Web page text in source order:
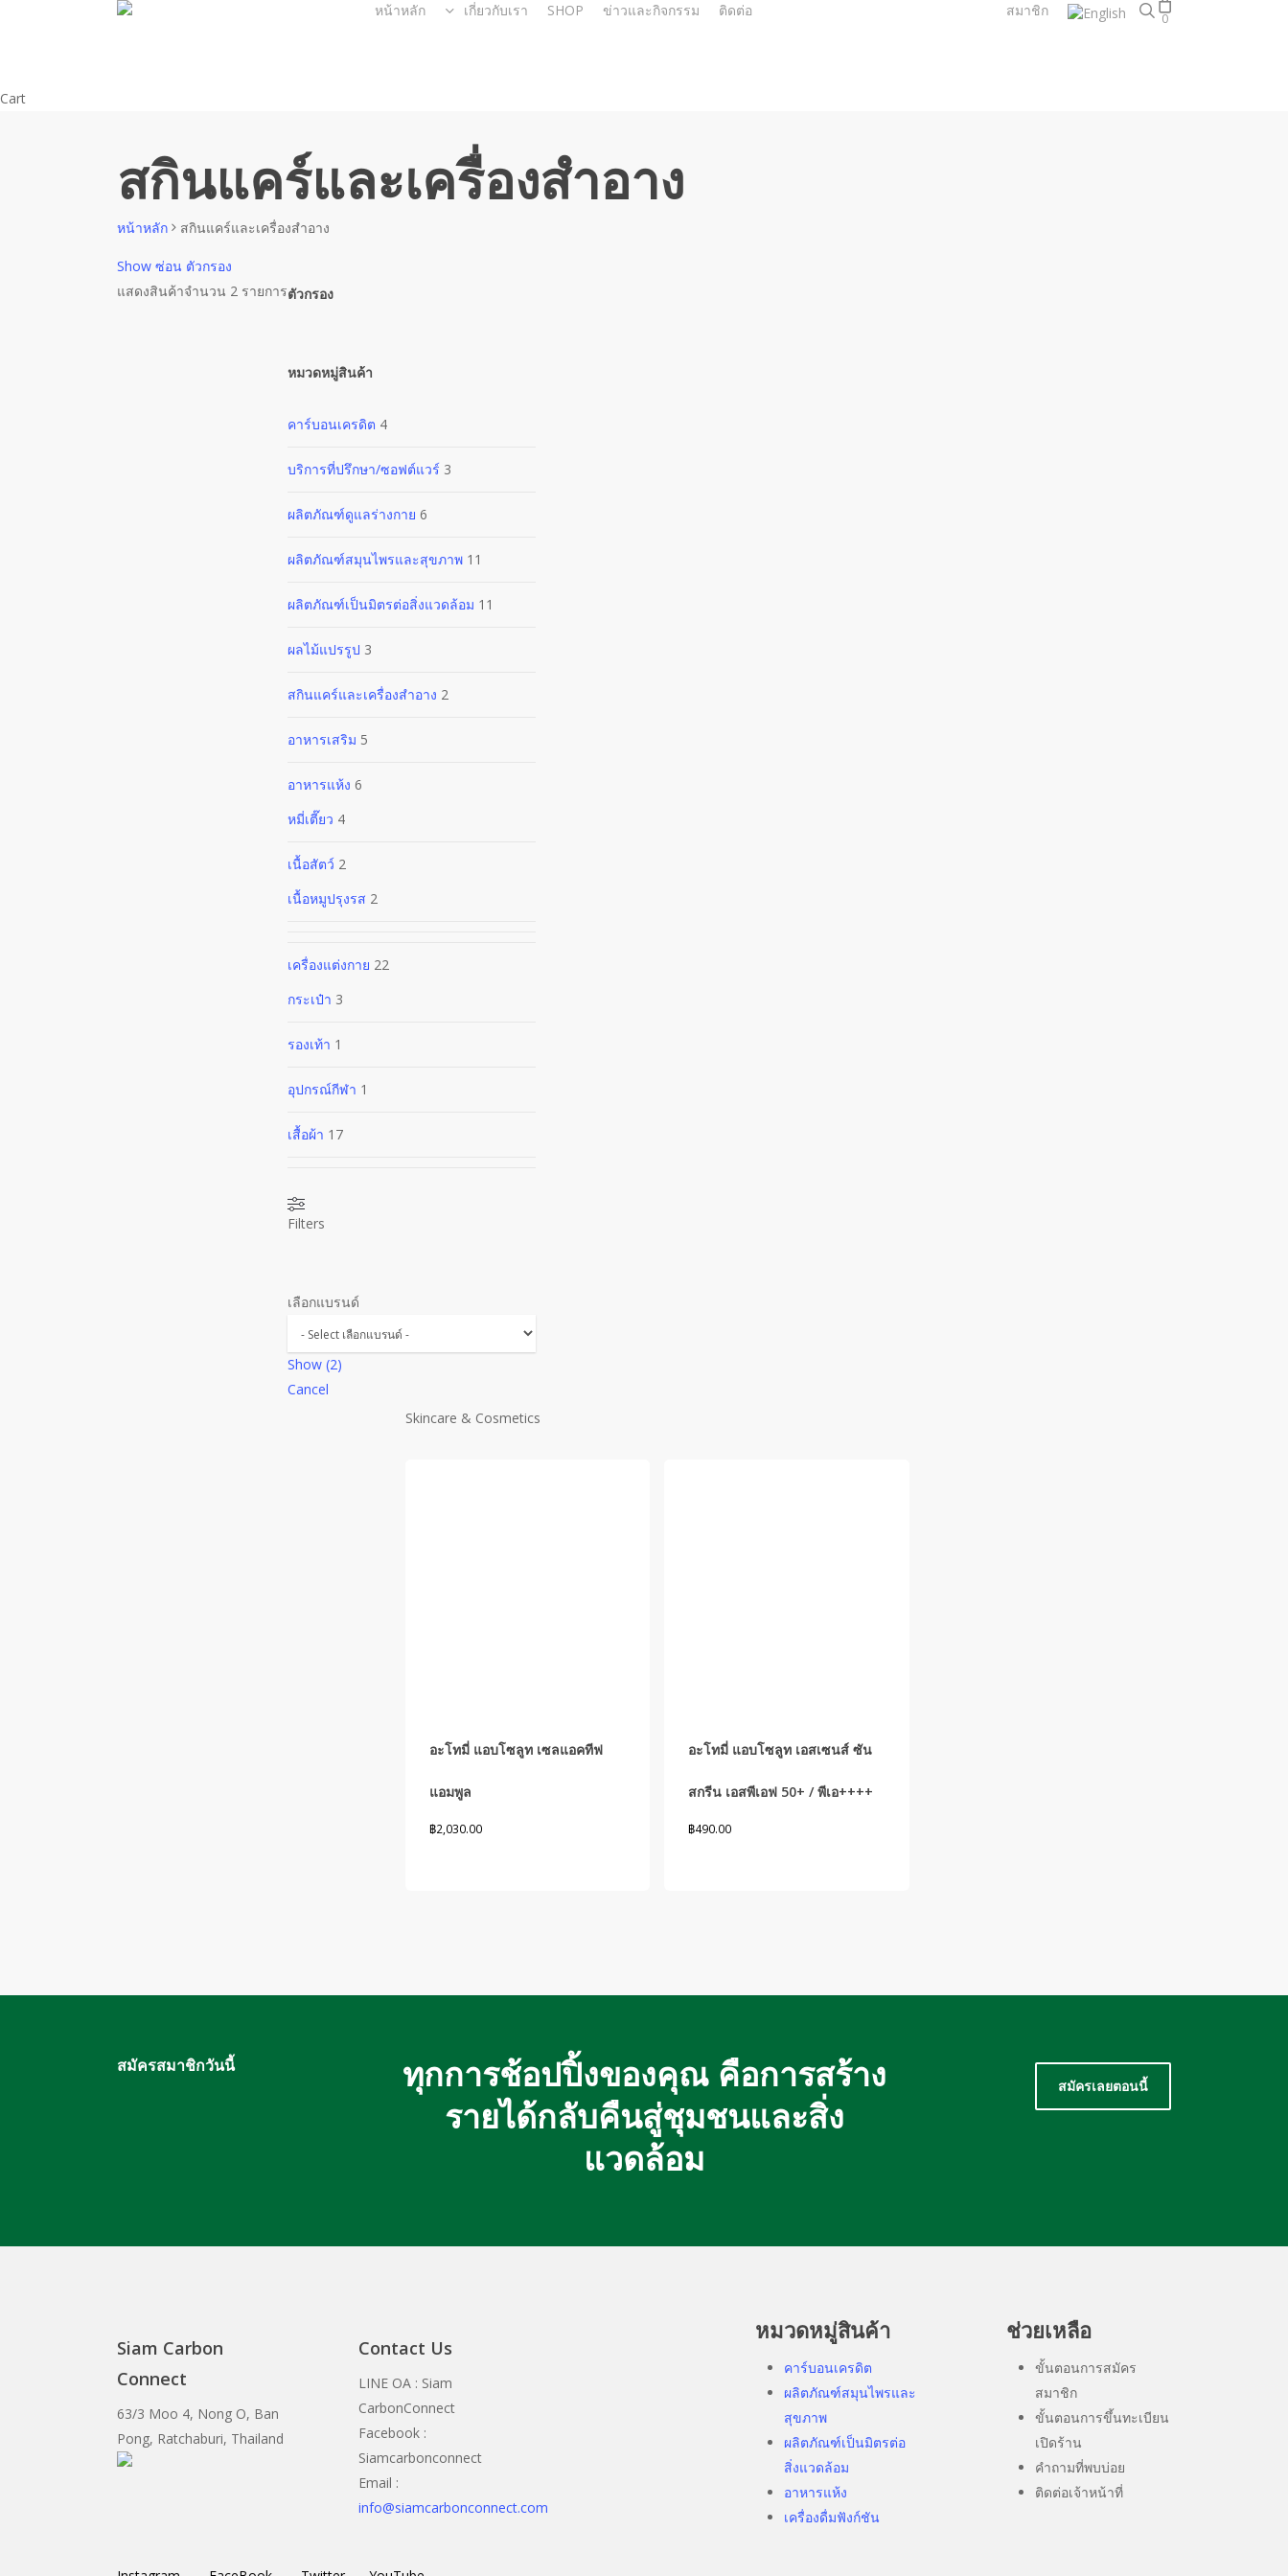
หน้าหลัก เกี่ยวกับเรา SHOP ข่าวและกิจกรรม ติดต่อ สมาชิก search
0
CartClose
สกินแคร์และเครื่องสำอาง
หน้าหลัก สกินแคร์และเครื่องสำอาง
Show ซ่อน ตัวกรอง
แสดงสินค้าจำนวน 2 รายการตัวกรอง
หมวดหมู่สินค้า
คาร์บอนเครดิต 4
บริการที่ปรึกษา/ซอฟต์แวร์ 3
ผลิตภัณฑ์ดูแลร่างกาย 6
ผลิตภัณฑ์สมุนไพรและสุขภาพ 11
ผลิตภัณฑ์เป็นมิตรต่อสิ่งแวดล้อม 11
ผลไม้แปรรูป 3
สกินแคร์และเครื่องสำอาง 2
อาหารเสริม 5
อาหารแห้ง 6
หมี่เตี๊ยว 4
เนื้อสัตว์ 2
เนื้อหมูปรุงรส 2
เครื่องแต่งกาย 22
กระเป๋า 3
รองเท้า 1
อุปกรณ์กีฬา 1
เสื้อผ้า 17
Filters
เลือกแบรนด์
Show (2)
Cancel
Skincare & Cosmetics
อะโทมี่ แอบโซลูท เซลแอคทีฟ
แอมพูล
฿2,030.00
อะโทมี่ แอบโซลูท เอสเซนส์ ซัน
สกรีน เอสพีเอฟ 50+ / พีเอ++++
฿490.00
สมัครสมาชิกวันนี้
ทุกการช้อปปิ้งของคุณ คือการสร้าง
รายได้กลับคืนสู่ชุมชนและสิ่ง
แวดล้อม
สมัครเลยตอนนี้
Siam Carbon
Connect
63/3 Moo 4, Nong O, Ban
Pong, Ratchaburi, Thailand
Contact Us
LINE OA : Siam
CarbonConnect
Facebook :
Siamcarbonconnect
Email :
info@siamcarbonconnect.com
หมวดหมู่สินค้า
คาร์บอนเครดิต
ผลิตภัณฑ์สมุนไพรและ
สุขภาพ
ผลิตภัณฑ์เป็นมิตรต่อ
สิ่งแวดล้อม
อาหารแห้ง
เครื่องดื่มฟังก์ชัน
ช่วยเหลือ
ขั้นตอนการสมัคร
สมาชิก
ขั้นตอนการขึ้นทะเบียน
เปิดร้าน
คำถามที่พบบ่อย
ติดต่อเจ้าหน้าที่